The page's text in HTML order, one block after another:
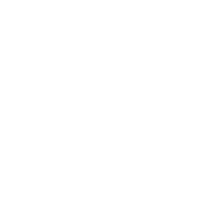
консультация и быстрая доставка.
консультация и быстрая доставка.